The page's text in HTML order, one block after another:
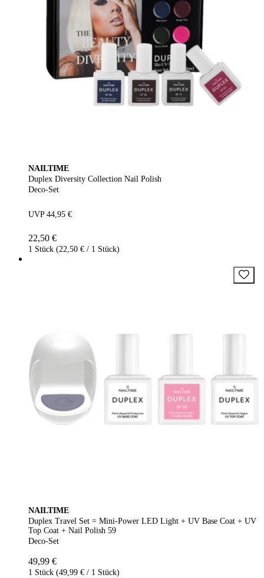
NAILTIME
Duplex Diversity Collection Nail Polish
Deco-Set
UVP 44,95 €
22,50 €
1 Stück (22,50 € / 1 Stück)
NAILTIME
Duplex Travel Set = Mini-Power LED Light + UV Base Coat + UV
Top Coat + Nail Polish 59
Deco-Set
49,99 €
1 Stück (49,99 € / 1 Stück)